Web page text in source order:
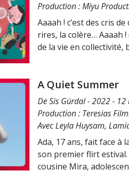
Production : Miyu
Aaaah ! c’est des cris
rires, la colère… Aaaah !
de la vie en collectivité,
A Quiet Summer
De Sis Gürdal - 2022 - 12
Production : Teresias
Avec Leyla Huysam,
Ada, 17 ans, fait face à
son premier flirt
cousine Mira,